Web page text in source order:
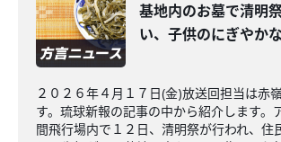
基地内のお墓で清明
い、子供のにぎやか
２０２６年４月１７日(金)放送回担当は赤
す。琉球新報の記事の中から紹介します。
間飛行場内で１２日、清明祭が行われ、住